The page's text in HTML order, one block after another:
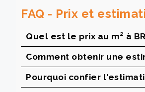
FAQ - Prix et
Quel est le prix au m² à
Comment obtenir une
Pourquoi confier